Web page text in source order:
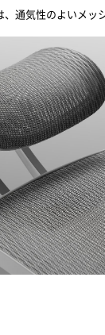
、通気性のよいメ